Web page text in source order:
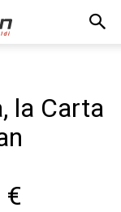
la Carta
€